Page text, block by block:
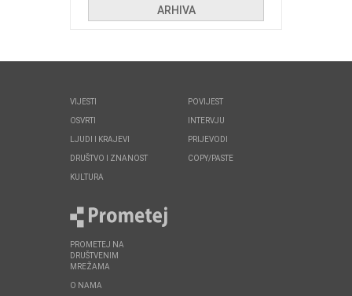
ARHIVA
VIJESTI
OSVRTI
LJUDI I KRAJEVI
DRUŠTVO I ZNANOST
KULTURA
POVIJEST
INTERVJU
PRIJEVODI
COPY/PASTE
PROMETEJ NA
DRUŠTVENIM
MREŽAMA
O NAMA